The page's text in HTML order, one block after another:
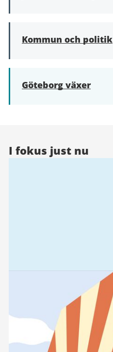
Kommun och politik
Göteborg växer
I fokus just nu